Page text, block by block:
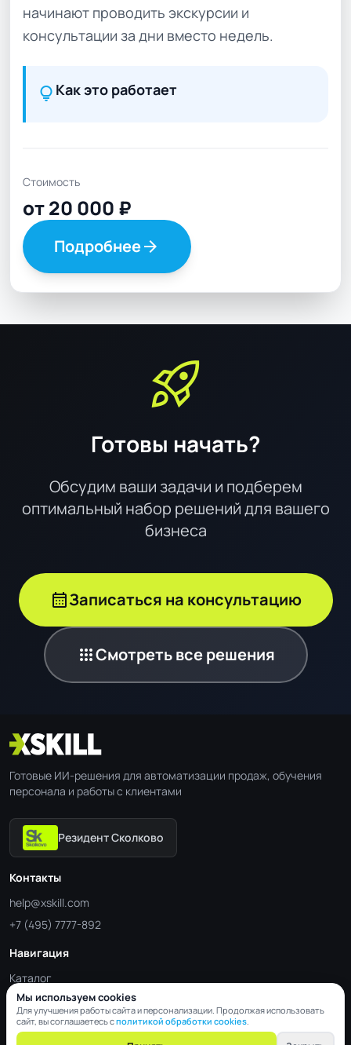
начинают проводить экскурсии и
консультации за дни вместо недель.
lightbulb Как это работает
Стоимость
от 20 000 ₽
Подробнееarrow_forward
rocket_launch
Готовы начать?
Обсудим ваши задачи и подберем
оптимальный набор решений для вашего
бизнеса
calendar_monthЗаписаться на консультацию
appsСмотреть все решения
Готовые ИИ-решения для автоматизации продаж, обучения
персонала и работы с клиентами
Резидент Сколково
Контакты
help@xskill.com
+7 (495) 7777-892
Навигация
Каталог
Отрасли
Блог
Мы используем cookies
Для улучшения работы сайта и персонализации. Продолжая использовать
сайт, вы соглашаетесь сполитикой обработки cookies.